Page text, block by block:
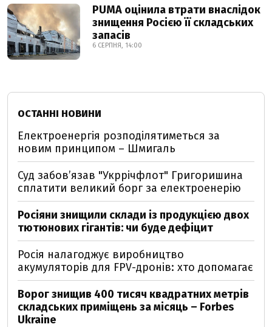
PUMA оцінила втрати внаслідок
знищення Росією її складських
запасів
6 СЕРПНЯ, 14:00
ОСТАННІ НОВИНИ
Електроенергія розподілятиметься за
новим принципом – Шмигаль
Суд забов’язав "Укррічфлот" Григоришина
сплатити великий борг за електроенерію
Росіяни знищили склади із продукцією двох
тютюнових гігантів: чи буде дефіцит
Росія налагоджує виробництво
акумуляторів для FPV-дронів: хто допомагає
Ворог знищив 400 тисяч квадратних метрів
складських приміщень за місяць – Forbes
Ukraine